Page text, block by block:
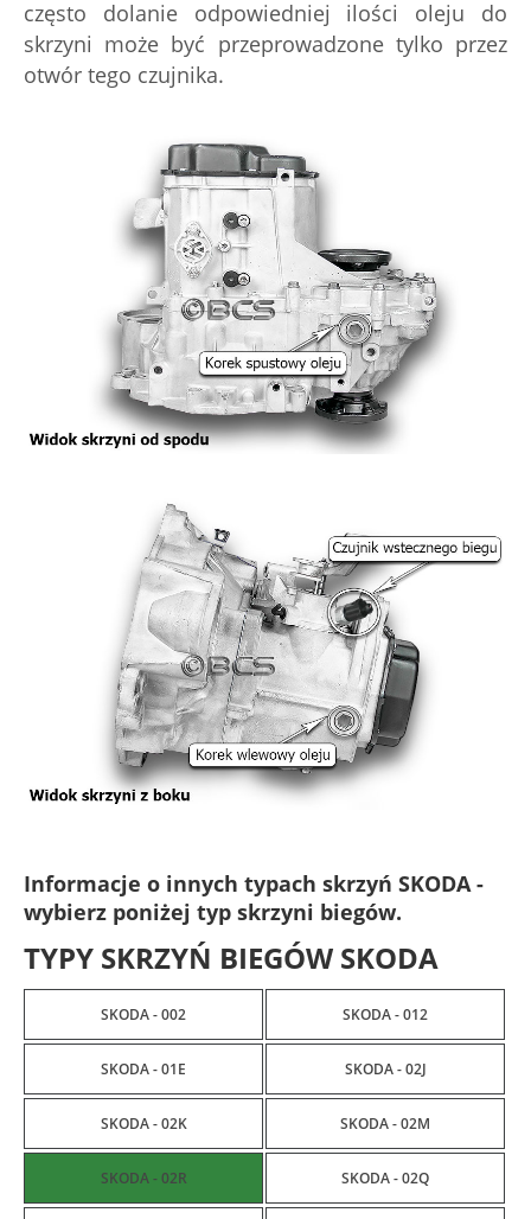
często dolanie odpowiedniej ilości oleju do
skrzyni może być przeprowadzone tylko przez
otwór tego czujnika.
Informacje o innych typach skrzyń SKODA -
wybierz poniżej typ skrzyni biegów.
TYPY SKRZYŃ BIEGÓW SKODA
SKODA - 002 SKODA - 012
SKODA - 01E SKODA - 02J
SKODA - 02K SKODA - 02M
SKODA - 02R SKODA - 02Q